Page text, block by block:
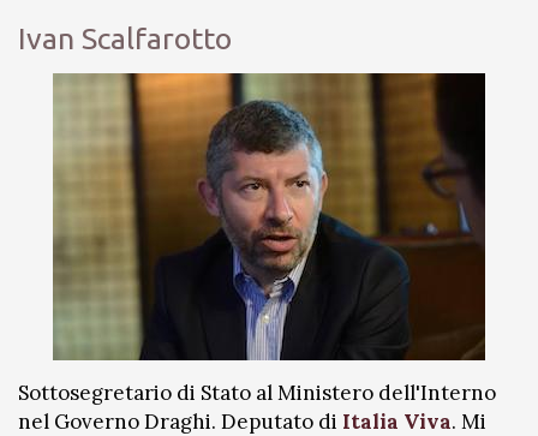
Ivan Scalfarotto
Sottosegretario di Stato al Ministero dell'Interno
nel Governo Draghi. Deputato di Italia Viva. Mi